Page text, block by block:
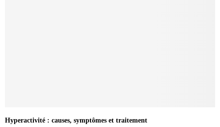
Hyperactivité : causes, symptômes et traitement